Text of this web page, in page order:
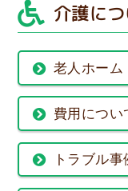
介護に
老人ホーム
費用につい
トラブル事